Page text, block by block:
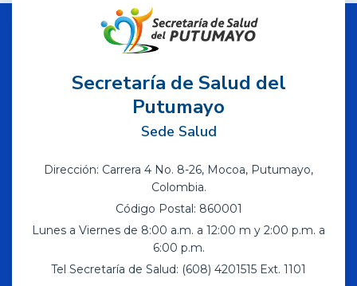
Secretaría de Salud del
Putumayo
Sede Salud
Dirección: Carrera 4 No. 8-26, Mocoa, Putumayo,
Colombia.
Código Postal: 860001
Lunes a Viernes de 8:00 a.m. a 12:00 m y 2:00 p.m. a
6:00 p.m.
Tel Secretaría de Salud: (608) 4201515 Ext. 1101